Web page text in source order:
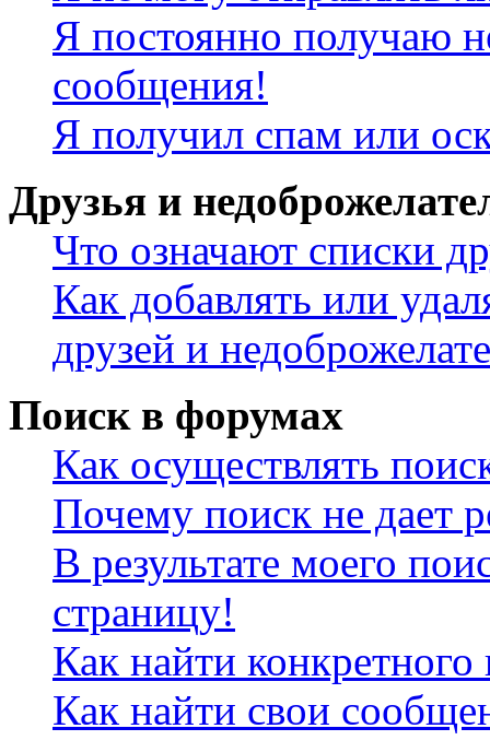
Я постоянно получаю
сообщения!
Я получил спам или
Друзья и
Что означают списки
Как добавлять или
друзей и
Поиск в форумах
Как осуществлять
Почему поиск не дает
В результате моего
страницу!
Как найти конкретного
Как найти свои